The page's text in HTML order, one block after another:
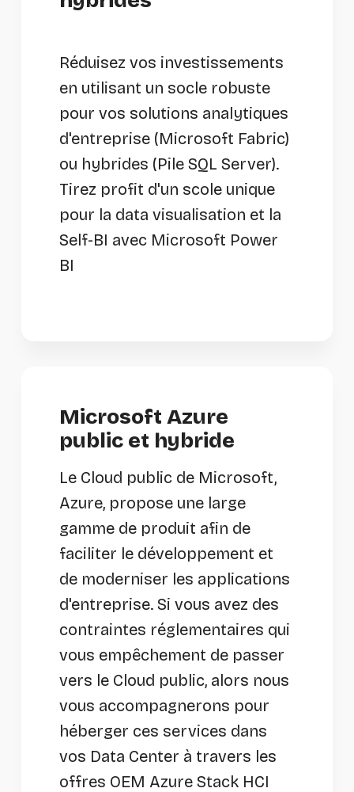
Réduisez vos investissements
en utilisant un socle robuste
pour vos solutions analytiques
d'entreprise (Microsoft Fabric)
ou hybrides (Pile SQL Server).
Tirez profit d'un scole unique
pour la data visualisation et la
Self-BI avec Microsoft Power
BI
Microsoft Azure
public et hybride
Le Cloud public de Microsoft,
Azure, propose une large
gamme de produit afin de
faciliter le développement et
de moderniser les applications
d'entreprise. Si vous avez des
contraintes réglementaires qui
vous empêchement de passer
vers le Cloud public, alors nous
vous accompagnerons pour
héberger ces services dans
vos Data Center à travers les
offres OEM Azure Stack HCI